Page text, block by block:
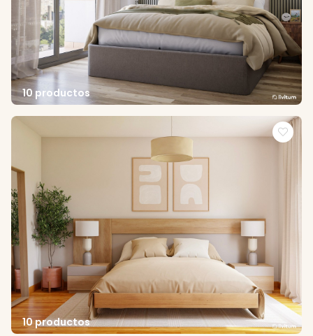
10 productos
10 productos